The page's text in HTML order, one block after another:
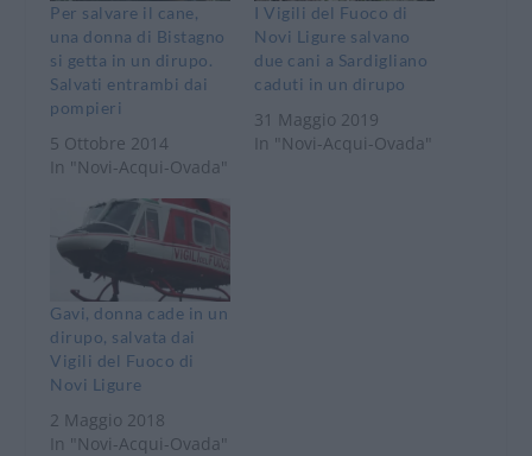
Per salvare il cane,
una donna di Bistagno
si getta in un dirupo.
Salvati entrambi dai
pompieri
5 Ottobre 2014
In "Novi-Acqui-Ovada"
I Vigili del Fuoco di
Novi Ligure salvano
due cani a Sardigliano
caduti in un dirupo
31 Maggio 2019
In "Novi-Acqui-Ovada"
Gavi, donna cade in un
dirupo, salvata dai
Vigili del Fuoco di
Novi Ligure
2 Maggio 2018
In "Novi-Acqui-Ovada"